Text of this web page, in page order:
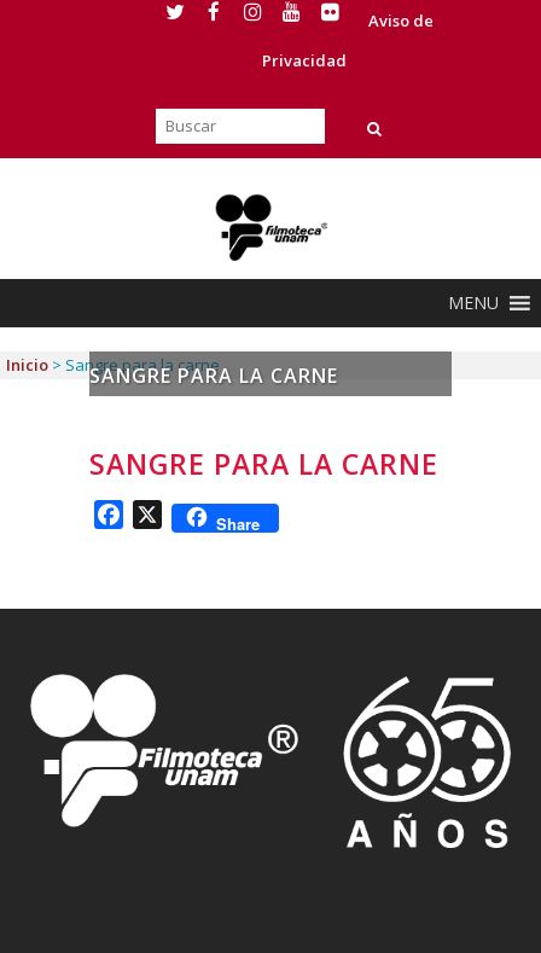
Aviso de
Privacidad
MENU
SANGRE PARA LA CARNE
Inicio > Sangre para la carne
SANGRE PARA LA CARNE
Facebook
X Share